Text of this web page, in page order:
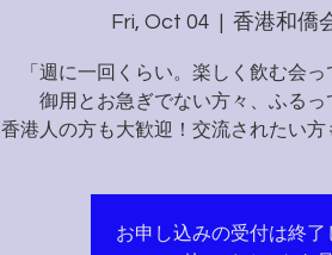
Fri, Oct 04
  |
香港和僑
「週に一回くらい。楽しく飲む会っ
御用とお急ぎでない方々、ふるっ
香港人の方も大歓迎！交流されたい方
お申し込みの受付は終了